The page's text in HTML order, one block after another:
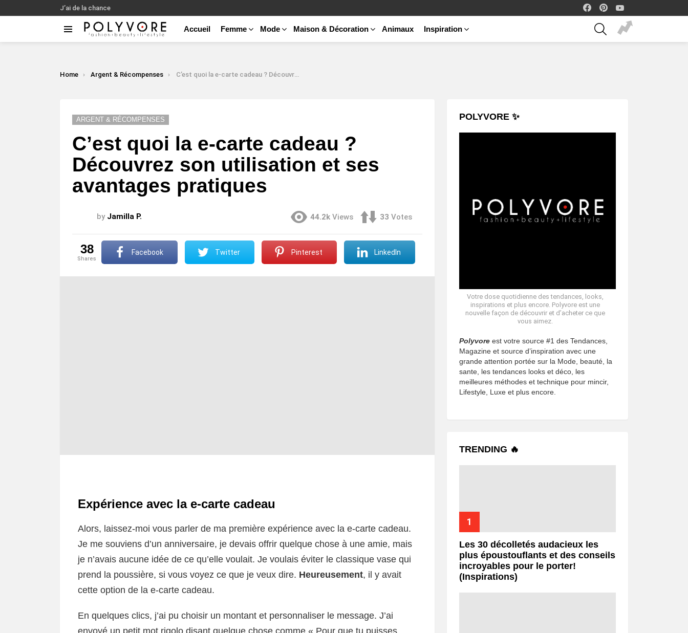
J’ai de la chance
facebook
Accueil Femme Mode Maison & Décoration Animaux Inspiration
SEARCH
You are here:
Home Argent & Récompenses C’est quoi la e-carte cadeau ? Découvrez son utilisation et ses avantages pratiques
ARGENT & RÉCOMPENSES
C’est quoi la e-carte cadeau ?
Découvrez son utilisation et ses
avantages pratiques
by Jamilla P. 44.2k Views 33 Votes
38
shares
Facebook Twitter Pinterest LinkedIn
Expérience avec la e-carte cadeau
Alors, laissez-moi vous parler de ma première expérience avec la e-carte cadeau.
Je me souviens d’un anniversaire, je devais offrir quelque chose à une amie, mais
je n’avais aucune idée de ce qu’elle voulait. Je voulais éviter le classique vase qui
prend la poussière, si vous voyez ce que je veux dire. Heureusement, il y avait
cette option de la e-carte cadeau.
En quelques clics, j’ai pu choisir un montant et personnaliser le message. J’ai
POLYVORE ✨
Votre dose quotidienne des tendances, looks,
inspirations et plus encore. Polyvore est une
nouvelle façon de découvrir et d’acheter ce que
vous aimez.
Polyvore est votre source #1 des Tendances,
Magazine et source d’inspiration avec une
grande attention portée sur la Mode, beauté, la
sante, les tendances looks et déco, les
meilleures méthodes et technique pour mincir,
Lifestyle, Luxe et plus encore.
TRENDING 🔥
Les 30 décolletés audacieux les
plus époustouflants et des conseils
incroyables pour le porter!
(Inspirations)